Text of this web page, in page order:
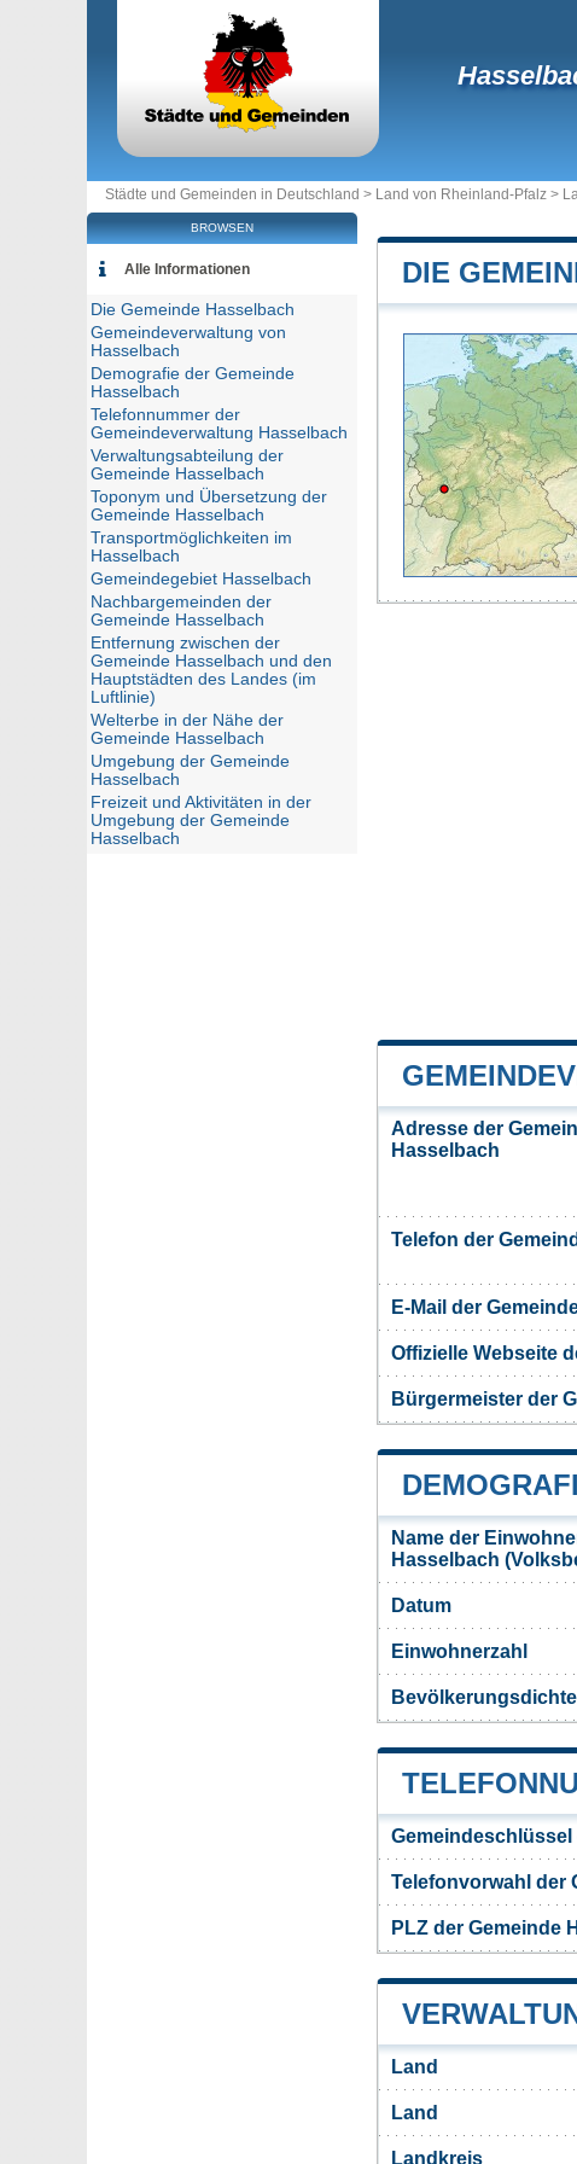
Städte und Gemeinden in Deutschland > Land von Rheinland-Pfalz >
DIE
Adresse der
Hasselbach
Telefon der
E-Mail der
Offizielle Webseite
Bürgermeister der
Name der
Hasselbach
Datum
Einwohnerzahl
Gemeindeschlüssel
Telefonvorwahl der
PLZ der Gemeinde
Land
Land
Landkreis
BROWSEN
Alle Informationen
Die Gemeinde Hasselbach
Gemeindeverwaltung von
Hasselbach
Demografie der Gemeinde
Hasselbach
Telefonnummer der
Gemeindeverwaltung Hasselbach
Verwaltungsabteilung der
Gemeinde Hasselbach
Toponym und Übersetzung der
Gemeinde Hasselbach
Transportmöglichkeiten im
Hasselbach
Gemeindegebiet Hasselbach
Nachbargemeinden der
Gemeinde Hasselbach
Entfernung zwischen der
Gemeinde Hasselbach und den
Hauptstädten des Landes (im
Luftlinie)
Welterbe in der Nähe der
Gemeinde Hasselbach
Umgebung der Gemeinde
Hasselbach
Freizeit und Aktivitäten in der
Umgebung der Gemeinde
Hasselbach